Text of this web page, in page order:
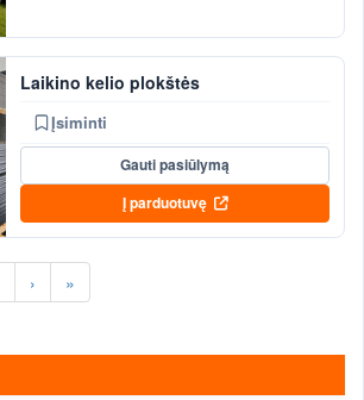
Laikino kelio plokštės
Įsiminti
Gauti pasiūlymą
Į parduotuvę
› »